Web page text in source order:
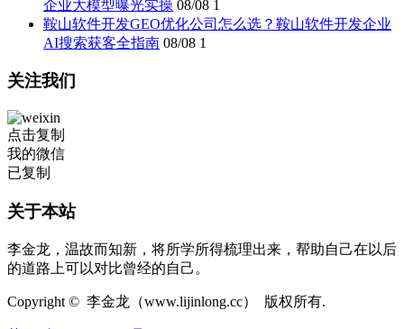
企业大模型曝光实操 08/08 1
鞍山软件开发GEO优化公司怎么选？鞍山软件开发企业
AI搜索获客全指南 08/08 1
关注我们
点击复制
我的微信
已复制
关于本站
李金龙，温故而知新，将所学所得梳理出来，帮助自己在以后
的道路上可以对比曾经的自己。
Copyright © 李金龙（www.lijinlong.cc） 版权所有.